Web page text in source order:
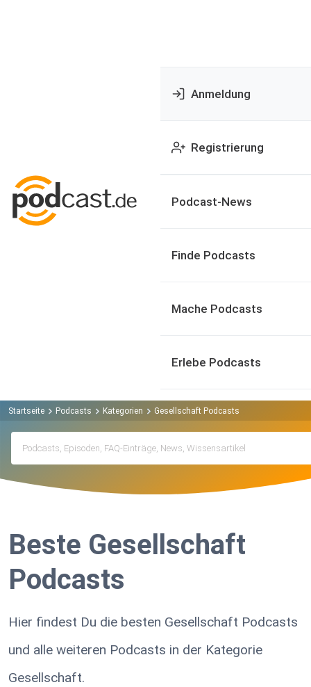
Anmeldung
Registrierung
Podcast-News
Finde Podcasts
Mache Podcasts
Erlebe Podcasts
Startseite Podcasts Kategorien Gesellschaft Podcasts
Beste Gesellschaft
Podcasts
Hier findest Du die besten Gesellschaft Podcasts
und alle weiteren Podcasts in der Kategorie
Gesellschaft.